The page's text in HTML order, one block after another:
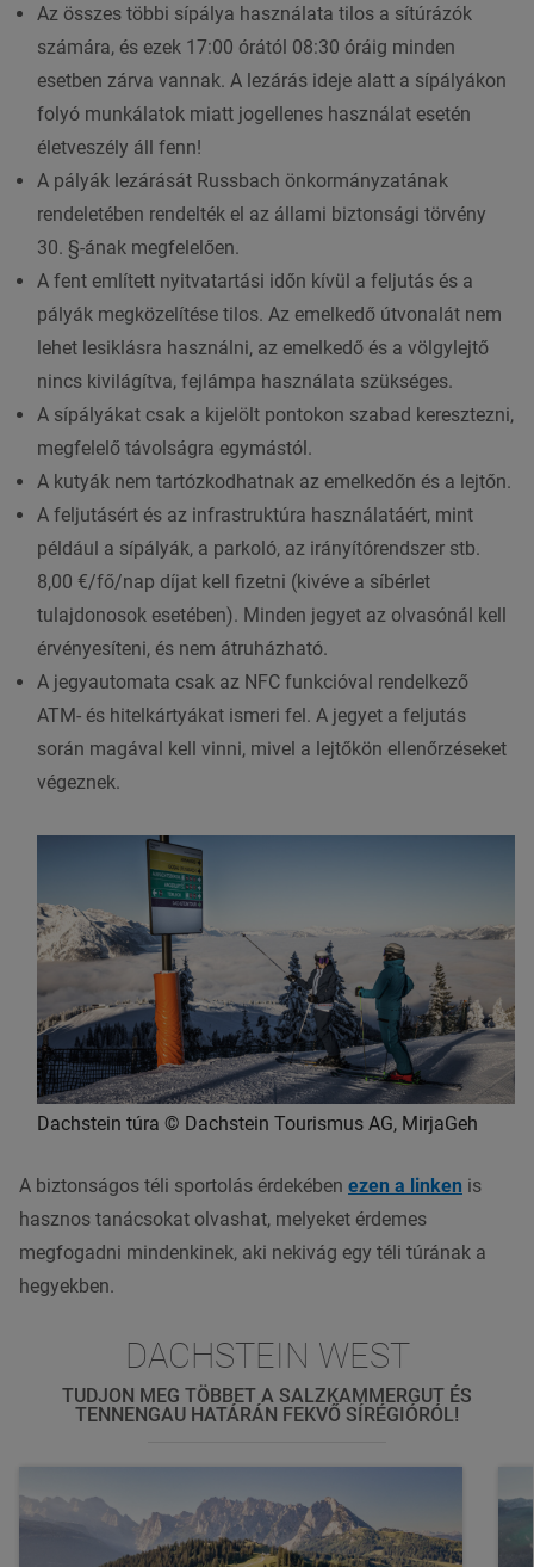
Az összes többi sípálya használata tilos a sítúrázók
számára, és ezek 17:00 órától 08:30 óráig minden
esetben zárva vannak. A lezárás ideje alatt a sípályákon
folyó munkálatok miatt jogellenes használat esetén
életveszély áll fenn!
A pályák lezárását Russbach önkormányzatának
rendeletében rendelték el az állami biztonsági törvény
30. §-ának megfelelően.
A fent említett nyitvatartási időn kívül a feljutás és a
pályák megközelítése tilos. Az emelkedő útvonalát nem
lehet lesiklásra használni, az emelkedő és a völgylejtő
nincs kivilágítva, fejlámpa használata szükséges.
A sípályákat csak a kijelölt pontokon szabad keresztezni,
megfelelő távolságra egymástól.
A kutyák nem tartózkodhatnak az emelkedőn és a lejtőn.
A feljutásért és az infrastruktúra használatáért, mint
például a sípályák, a parkoló, az irányítórendszer stb.
8,00 €/fő/nap díjat kell fizetni (kivéve a síbérlet
tulajdonosok esetében). Minden jegyet az olvasónál kell
érvényesíteni, és nem átruházható.
A jegyautomata csak az NFC funkcióval rendelkező
ATM- és hitelkártyákat ismeri fel. A jegyet a feljutás
során magával kell vinni, mivel a lejtőkön ellenőrzéseket
végeznek.
Dachstein túra © Dachstein Tourismus AG, MirjaGeh
A biztonságos téli sportolás érdekében ezen a linken is
hasznos tanácsokat olvashat, melyeket érdemes
megfogadni mindenkinek, aki nekivág egy téli túrának a
hegyekben.
DACHSTEIN WEST
TUDJON MEG TÖBBET A SALZKAMMERGUT ÉS
TENNENGAU HATÁRÁN FEKVŐ SÍRÉGIÓRÓL!